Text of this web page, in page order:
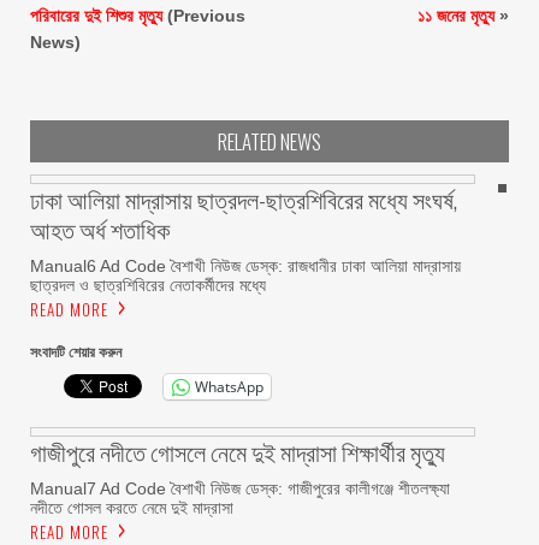
পরিবারের দুই শিশুর মৃত্যু(Previous
News)
১১ জনের মৃত্যু»
RELATED NEWS
ঢাকা আলিয়া মাদ্রাসায় ছাত্রদল-ছাত্রশিবিরের মধ্যে সংঘর্ষ,
আহত অর্ধ শতাধিক
Manual6 Ad Code বৈশাখী নিউজ ডেস্ক: রাজধানীর ঢাকা আলিয়া মাদ্রাসায়
ছাত্রদল ও ছাত্রশিবিরের নেতাকর্মীদের মধ্যে
READ MORE
সংবাদটি শেয়ার করুন
WhatsApp
গাজীপুরে নদীতে গোসলে নেমে দুই মাদ্রাসা শিক্ষার্থীর মৃত্যু
Manual7 Ad Code বৈশাখী নিউজ ডেস্ক: গাজীপুরের কালীগঞ্জে শীতলক্ষ্যা
নদীতে গোসল করতে নেমে দুই মাদ্রাসা
READ MORE